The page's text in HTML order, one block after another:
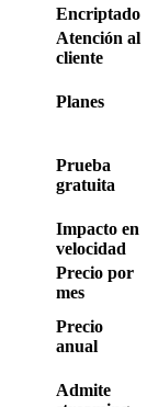
Encriptado
Atención al
cliente
Planes
Prueba
gratuita
Impacto en
velocidad
Precio por
mes
Precio
anual
Admite